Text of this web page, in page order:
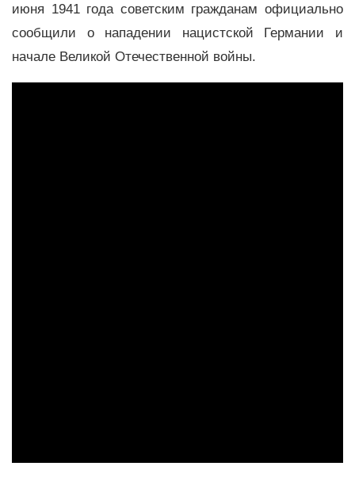
июня 1941 года советским гражданам официально
сообщили о нападении нацистской Германии и
начале Великой Отечественной войны.